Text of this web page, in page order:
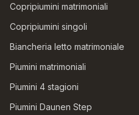
Copripiumini matrimoniali
Copripiumini singoli
Biancheria letto matrimoniale
Piumini matrimoniali
Piumini 4 stagioni
Piumini Daunen Step